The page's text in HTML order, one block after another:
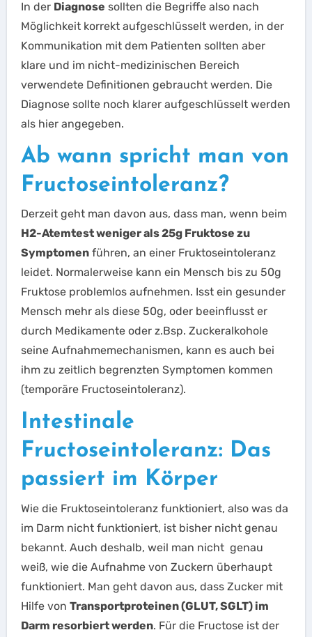
In der Diagnose sollten die Begriffe also nach
Möglichkeit korrekt aufgeschlüsselt werden, in der
Kommunikation mit dem Patienten sollten aber
klare und im nicht-medizinischen Bereich
verwendete Definitionen gebraucht werden. Die
Diagnose sollte noch klarer aufgeschlüsselt werden
als hier angegeben.
Ab wann spricht man von
Fructoseintoleranz?
Derzeit geht man davon aus, dass man, wenn beim
H2-Atemtest weniger als 25g Fruktose zu
Symptomenführen, an einer Fruktoseintoleranz
leidet. Normalerweise kann ein Mensch bis zu 50g
Fruktose problemlos aufnehmen. Isst ein gesunder
Mensch mehr als diese 50g, oder beeinflusst er
durch Medikamente oder z.Bsp. Zuckeralkohole
seine Aufnahmemechanismen, kann es auch bei
ihm zu zeitlich begrenzten Symptomen kommen
(temporäre Fructoseintoleranz).
Intestinale
Fructoseintoleranz: Das
passiert im Körper
Wie die Fruktoseintoleranz funktioniert, also was da
im Darm nicht funktioniert, ist bisher nicht genau
bekannt. Auch deshalb, weil man nicht genau
weiß, wie die Aufnahme von Zuckern überhaupt
funktioniert. Man geht davon aus, dass Zucker mit
Hilfe von Transportproteinen (GLUT, SGLT) im
Darm resorbiert werden. Für die Fructose ist der